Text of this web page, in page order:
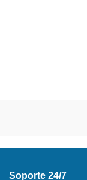
Soporte 24/7